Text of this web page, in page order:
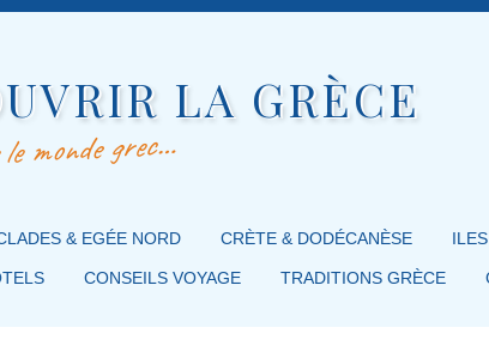
LA GRÈCE
monde grec…
PRINCIPALE
SECONDAIRE
& EGÉE NORD CRÈTE & DODÉCANÈSE
CONSEILS VOYAGE TRADITIONS GRÈCE